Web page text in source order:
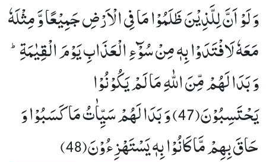
وَ لَوْ اَنَّ لِلَّذِیْنَ ظَلَمُوْا مَا فِی الْاَرْضِ جَمِیْعًا وَّ مِثْلَهٗ
مَعَهٗ لَافْتَدَوْا بِهٖ مِنْ سُوْٓءِ الْعَذَابِ یَوْمَ الْقِیٰمَةِؕ-
وَ بَدَا لَهُمْ مِّنَ اللّٰهِ مَا لَمْ یَكُوْنُوْا
یَحْتَسِبُوْنَ(47) وَ بَدَا لَهُمْ سَیِّاٰتُ مَا كَسَبُوْا وَ
حَاقَ بِهِمْ مَّا كَانُوْا بِهٖ یَسْتَهْزِءُوْنَ(48)